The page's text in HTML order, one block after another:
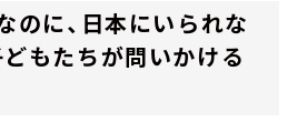
のに、日本にいられな
もたちが問いかける